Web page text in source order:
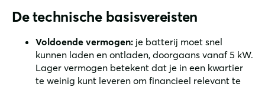
De technische basisvereisten
Voldoende vermogen: je batterij moet snel
kunnen laden en ontladen, doorgaans vanaf 5 kW.
Lager vermogen betekent dat je in een kwartier
te weinig kunt leveren om financieel relevant te